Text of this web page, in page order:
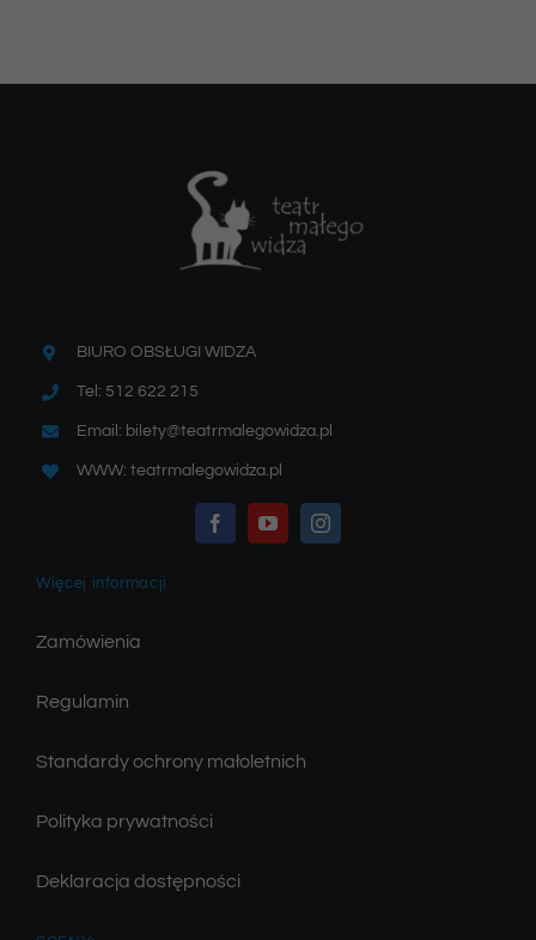
BIURO OBSŁUGI WIDZA
Tel: 512 622 215
Email: bilety@teatrmalegowidza.pl
WWW: teatrmalegowidza.pl
Więcej informacji
Zamówienia
Regulamin
Standardy ochrony małoletnich
Polityka prywatności
Deklaracja dostępności